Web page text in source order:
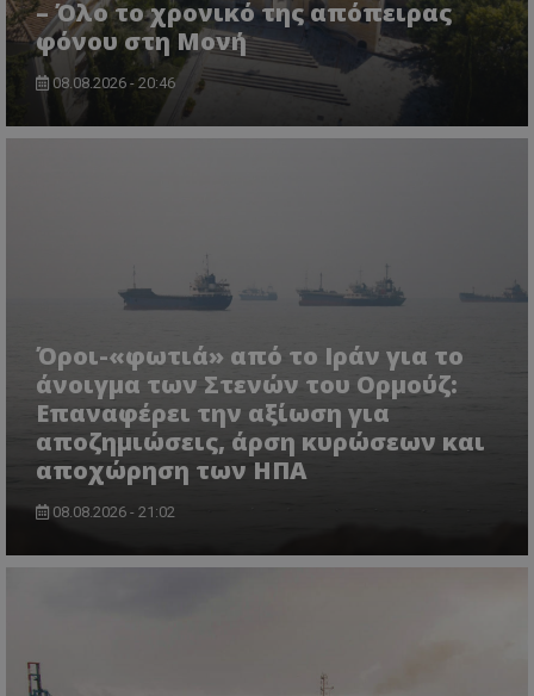
– Όλο το χρονικό της απόπειρας
φόνου στη Μονή
08.08.2026 - 20:46
Όροι-«φωτιά» από το Ιράν για το
άνοιγμα των Στενών του Ορμούζ:
Επαναφέρει την αξίωση για
αποζημιώσεις, άρση κυρώσεων και
αποχώρηση των ΗΠΑ
08.08.2026 - 21:02